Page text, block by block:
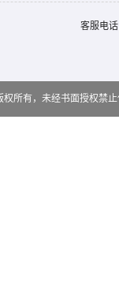
客服电
权所有，未经书面授权